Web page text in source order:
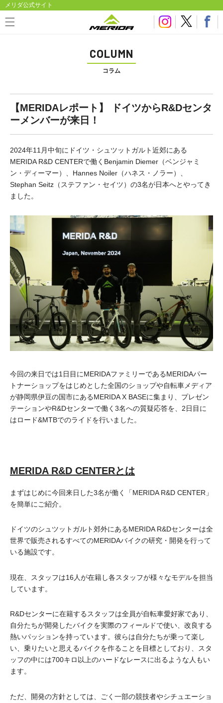
メリダ公式サイト
COLUMN
コラム
【MERIDAレポート】 ドイツからR&Dセンタ
ーメンバーが来日！
2024年11月中旬にドイツ・シュツットガルト近郊にある
MERIDA R&D CENTERで働くBenjamin Diemer（ベンジャミ
ン・ディーマー）、Hannes Noiler（ハネス・ノラー）、
Stephan Seitz（ステファン・セイツ）の3名が日本へとやってき
ました。
今回の来日では1日目にMERIDAファミリーであるMERIDAパー
トナーショップをはじめとした全国のショップや自転車メディア
が静岡県伊豆の国市にあるMERIDA X BASEに集まり、プレゼン
テーションやR&Dセンターで働く3名への質疑応答を、2日目に
はロード&MTBでのライドを行いました。
MERIDA R&D CENTERとは
まずはじめに今回来日した3名が働く「MERIDA R&D CENTER」
を簡単にご紹介。
ドイツのシュツットガルト郊外にあるMERIDA R&Dセンターは全
世界で販売されるすべてのMERIDAバイクの研究・開発を行って
いる施設です。
現在、スタッフは16人が在籍し各スタッフが様々なモデルを担当
しています。
R&Dセンターに在籍するスタッフは全員が自転車愛好家であり、
自分たちが開発したバイクを実際のフィールドで使い、改良する
熱いパッションを持っています。彼らは自分たちが乗って楽し
い、乗りたいと思えるバイクを作ることを目標としており、スタ
ッフの中には700キロ以上のハードなレースに出るような人もい
ます。
ただ、開発の方針としては、ごく一部の競技者やシチュエーショ